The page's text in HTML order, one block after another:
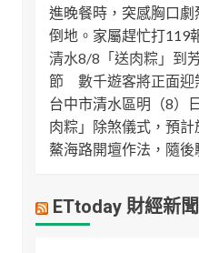
進晚餐時，突感胸口
倒地。家屬趕忙打119
清水8/8「送肉粽」到
節 數千遊客將正面迎
台中市清水區明（8）
肉粽」除煞儀式，預
鰲海路開壇作法，隨
ETtoday 財經新聞